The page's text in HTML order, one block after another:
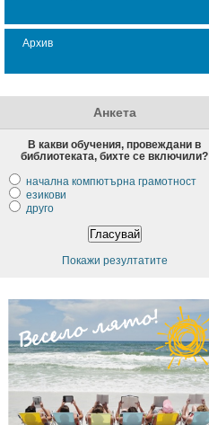
Архив
Анкета
В какви обучения, провеждани в
библиотеката, бихте се включили?
начална компютърна грамотност
езикови
друго
Покажи резултатите